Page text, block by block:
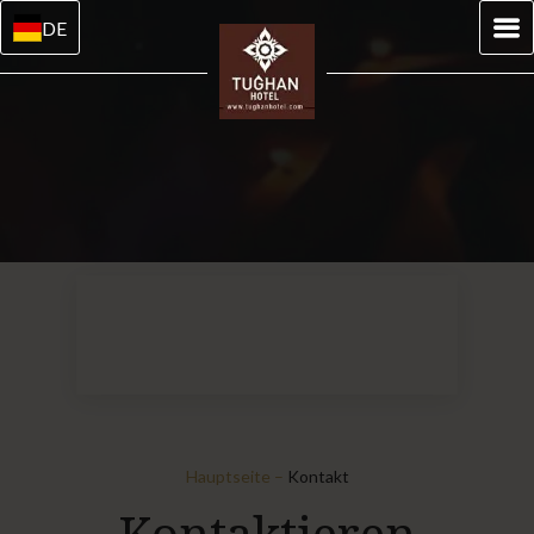
DE
Hauptseite – Kontakt